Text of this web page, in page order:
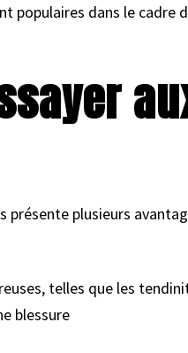
populaires dans le
présente plusieurs
telles que les
blessure